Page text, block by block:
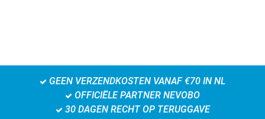
GEEN VERZENDKOSTEN VANAF €70 IN NL
OFFICIËLE PARTNER NEVOBO
30 DAGEN RECHT OP TERUGGAVE